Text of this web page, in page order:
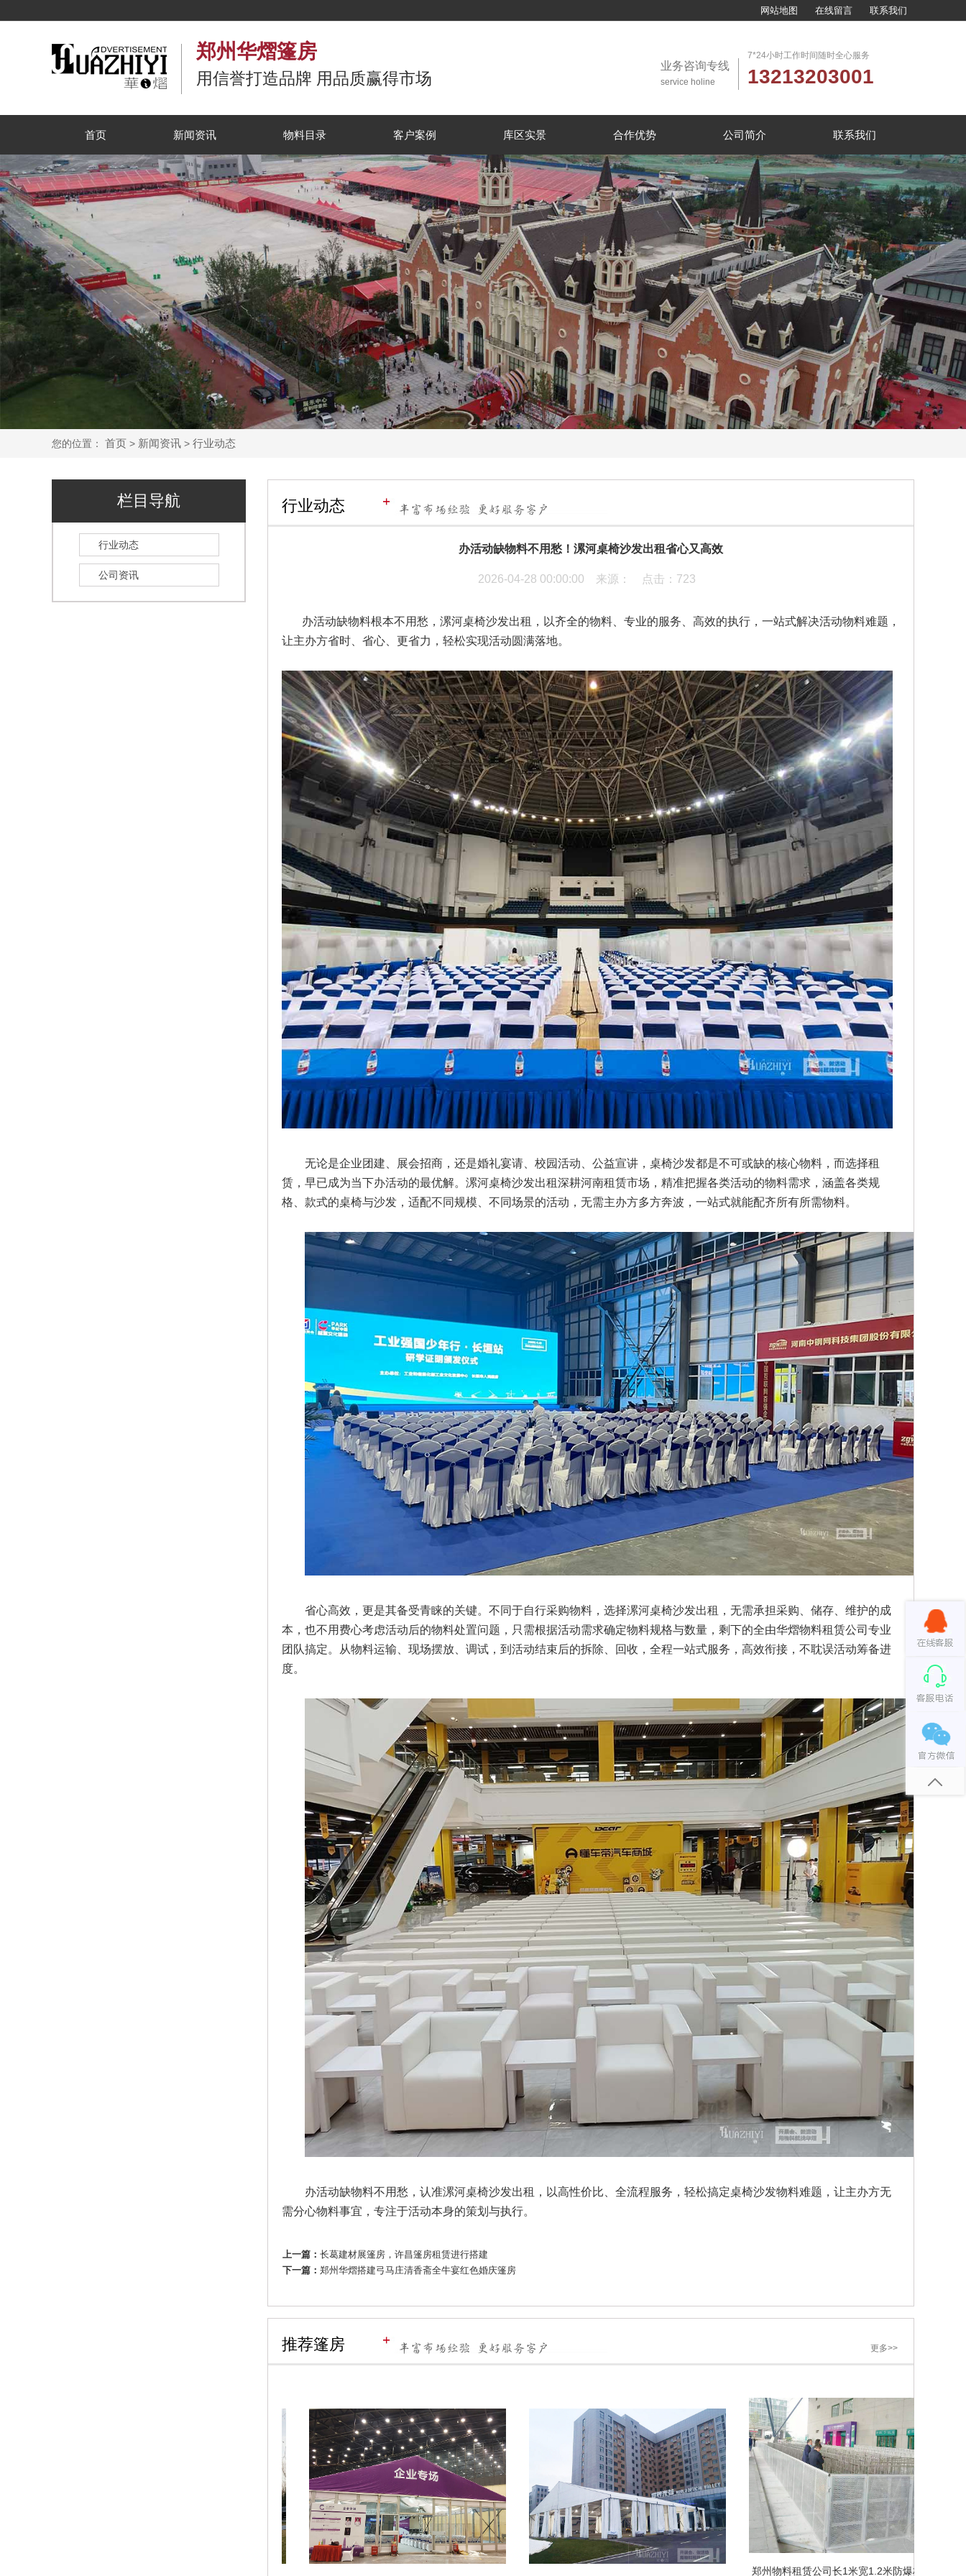
网站地图 在线留言 联系我们
郑州华熠篷房
用信誉打造品牌 用品质赢得市场
业务咨询专线
service holine
7*24小时工作时间随时全心服务
13213203001
首页 新闻资讯 物料目录 客户案例 库区实景 合作优势 公司简介 联系我们
您的位置： 首页 > 新闻资讯 > 行业动态
栏目导航
行业动态
公司资讯
行业动态
办活动缺物料不用愁！漯河桌椅沙发出租省心又高效
2026-04-28 00:00:00 来源： 点击：723
办活动缺物料根本不用愁，漯河桌椅沙发出租，以齐全的物料、专业的服务、高效的执行，一站式解决活动物料难题，
让主办方省时、省心、更省力，轻松实现活动圆满落地。
无论是企业团建、展会招商，还是婚礼宴请、校园活动、公益宣讲，桌椅沙发都是不可或缺的核心物料，而选择租
赁，早已成为当下办活动的最优解。漯河桌椅沙发出租深耕河南租赁市场，精准把握各类活动的物料需求，涵盖各类规
格、款式的桌椅与沙发，适配不同规模、不同场景的活动，无需主办方多方奔波，一站式就能配齐所有所需物料。
省心高效，更是其备受青睐的关键。不同于自行采购物料，选择漯河桌椅沙发出租，无需承担采购、储存、维护的成
本，也不用费心考虑活动后的物料处置问题，只需根据活动需求确定物料规格与数量，剩下的全由华熠物料租赁公司 专业
团队搞定。从物料运输、现场摆放、调试，到活动结束后的拆除、回收，全程一站式服务，高效衔接，不耽误活动筹备进
度。
办活动缺物料不用愁，认准漯河桌椅沙发出租，以高性价比、全流程服务，轻松搞定桌椅沙发物料难题，让主办方无
需分心物料事宜，专注于活动本身的策划与执行。
上一篇： 长葛建材展篷房，许昌篷房租赁进行搭建
下一篇： 郑州华熠搭建弓马庄清香斋全牛宴红色婚庆篷房
推荐篷房 更多>>
郑州物料租赁公司长1米宽1.2米防爆